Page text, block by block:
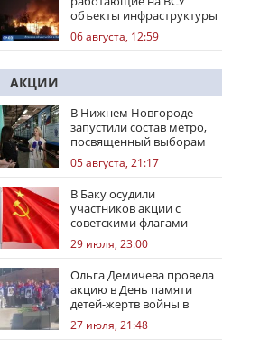
объекты инфраструктуры
и центры логистики
06 августа, 12:59
АКЦИИ
В Нижнем Новгороде
запустили состав метро,
посвященный выборам
05 августа, 21:17
В Баку осудили
участников акции с
советскими флагами
29 июля, 23:00
Ольга Демичева провела
акцию в День памяти
детей-жертв войны в
Донбассе
27 июля, 21:48